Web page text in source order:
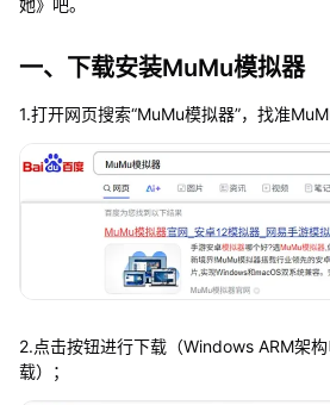
一、下载安装MuMu模拟器
1.打开网页搜索“MuMu模拟器”，找准
2.点击按钮进行下载（Windows ARM架
载）；